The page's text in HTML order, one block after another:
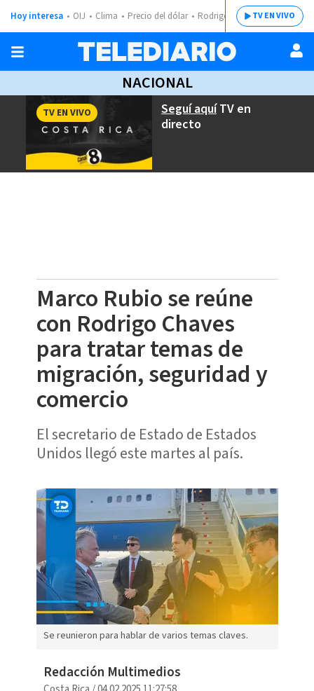
Hoy interesa OIJ Clima Precio del dólar Rodrigo ChavesTV EN VIVO
NACIONAL
Seguí aquíTV en
directo
TV EN VIVO
Marco Rubio se reúne
con Rodrigo Chaves
para tratar temas de
migración, seguridad y
comercio
El secretario de Estado de Estados
Unidos llegó este martes al país.
Se reunieron para hablar de varios temas claves.
Redacción Multimedios